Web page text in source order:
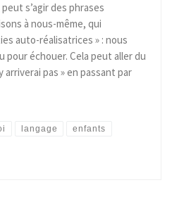
s’agir des phrases
à nous-même, qui
auto-réalisatrices » : nous
pour échouer. Cela peut aller du
arriverai pas » en passant par
langage enfants